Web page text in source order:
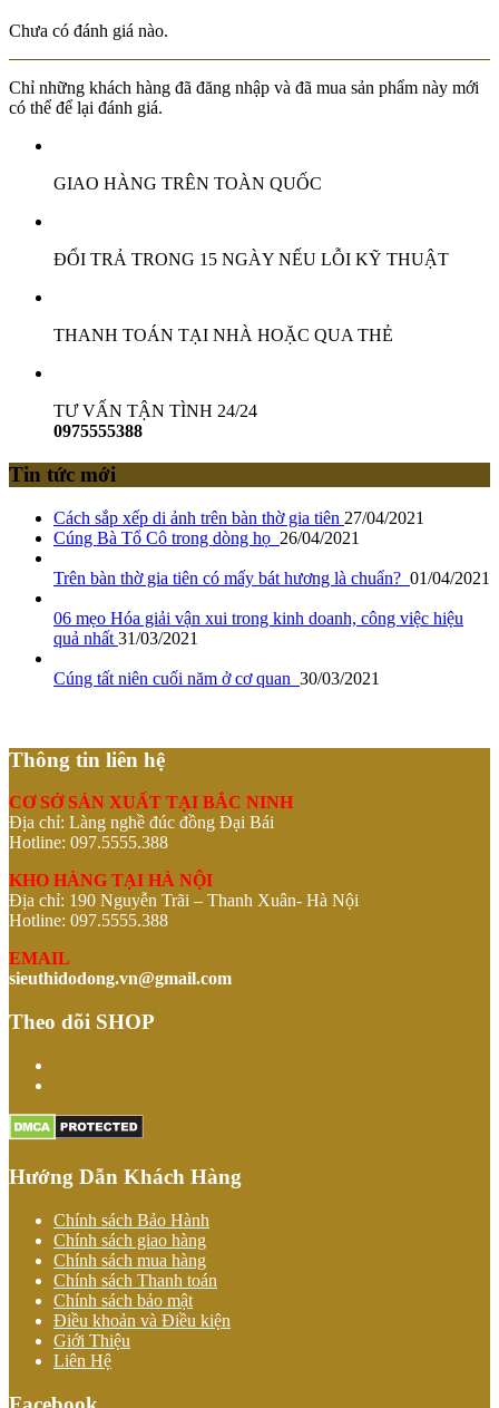
Chưa có đánh giá nào.
Chỉ những khách hàng đã đăng nhập và đã mua sản phẩm này mới
có thể để lại đánh giá.
GIAO HÀNG TRÊN TOÀN QUỐC
ĐỔI TRẢ TRONG 15 NGÀY NẾU LỖI KỸ THUẬT
THANH TOÁN TẠI NHÀ HOẶC QUA THẺ
TƯ VẤN TẬN TÌNH 24/24
0975555388
Tin tức mới
Cách sắp xếp di ảnh trên bàn thờ gia tiên 27/04/2021
Cúng Bà Tổ Cô trong dòng họ 26/04/2021
Trên bàn thờ gia tiên có mấy bát hương là chuẩn? 01/04/2021
06 mẹo Hóa giải vận xui trong kinh doanh, công việc hiệu
quả nhất 31/03/2021
Cúng tất niên cuối năm ở cơ quan 30/03/2021
Thông tin liên hệ
CƠ SỞ SẢN XUẤT TẠI BẮC NINH
Địa chỉ: Làng nghề đúc đồng Đại Bái
Hotline: 097.5555.388
KHO HÀNG TẠI HÀ NỘI
Địa chỉ: 190 Nguyễn Trãi – Thanh Xuân- Hà Nội
Hotline: 097.5555.388
EMAIL
sieuthidodong.vn@gmail.com
Theo dõi SHOP
Hướng Dẫn Khách Hàng
Chính sách Bảo Hành
Chính sách giao hàng
Chính sách mua hàng
Chính sách Thanh toán
Chính sách bảo mật
Điều khoản và Điều kiện
Giới Thiệu
Liên Hệ